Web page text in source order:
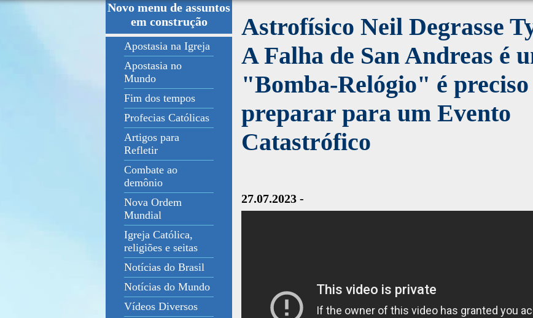
Fale Conosco
Novo menu de assuntos
em construção
Apostasia na Igreja
Apostasia no
Mundo
Fim dos tempos
Profecias Católicas
Artigos para
Refletir
Combate ao
demônio
Nova Ordem
Mundial
Igreja Católica,
religiões e seitas
Notícias do Brasil
Notícias do Mundo
Vídeos Diversos
Astrofísico Neil Degrasse
A Falha de San Andreas é
"Bomba-Relógio" é preciso
preparar para um Evento
Catastrófico
27.07.2023 -